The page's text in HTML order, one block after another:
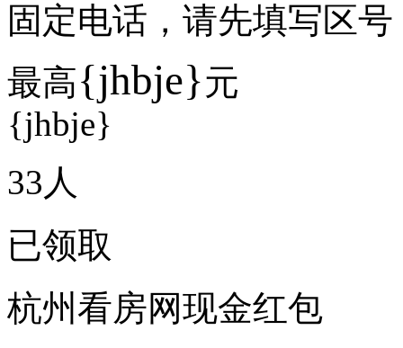
固定电话，请先填写区
最高{jhbje}元
{jhbje}
33 人
已领取
杭州看房网现金红包